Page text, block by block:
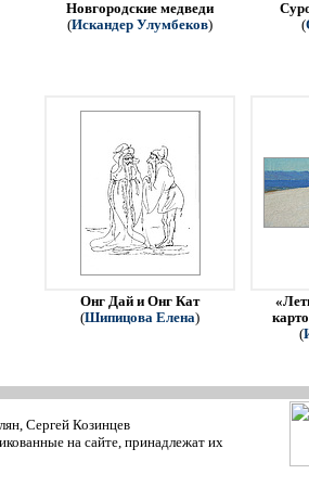
Новгородские медведи
(Искандер Улумбеков)
(
Онг Дай и Онг Кат
(Шипицова Елена)
(
Сергей Козинцев
на сайте, принадлежат их